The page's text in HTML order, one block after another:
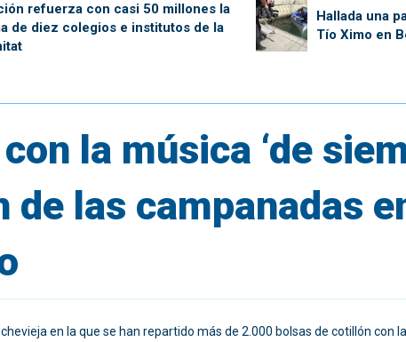
refuerza con casi 50 millones la
de diez colegios e institutos de la
Hallada una
Tío Ximo en
la música ‘de
las campanadas
en la que se han repartido más de 2.000 bolsas de cotillón con